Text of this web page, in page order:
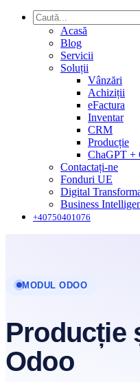
Acasă
Blog
Servicii
Soluții
Vânzări
Achiziții
eFactura
Inventar
CRM
Producție
ChaGPT +
Contactați-ne
Fonduri UE
Digital
Business
+40750401076
MODUL ODOO
Producție
Odoo